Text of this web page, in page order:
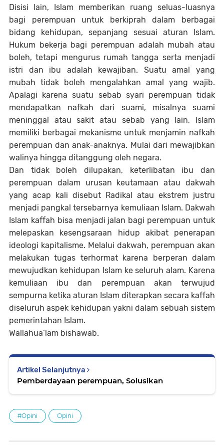
Disisi lain, Islam memberikan ruang seluas-luasnya
bagi perempuan untuk berkiprah dalam berbagai
bidang kehidupan, sepanjang sesuai aturan Islam.
Hukum bekerja bagi perempuan adalah mubah atau
boleh, tetapi mengurus rumah tangga serta menjadi
istri dan ibu adalah kewajiban. Suatu amal yang
mubah tidak boleh mengalahkan amal yang wajib.
Apalagi karena suatu sebab syari perempuan tidak
mendapatkan nafkah dari suami, misalnya suami
meninggal atau sakit atau sebab yang lain, Islam
memiliki berbagai mekanisme untuk menjamin nafkah
perempuan dan anak-anaknya. Mulai dari mewajibkan
walinya hingga ditanggung oleh negara.
Dan tidak boleh dilupakan, keterlibatan ibu dan
perempuan dalam urusan keutamaan atau dakwah
yang acap kali disebut Radikal atau ekstrem justru
menjadi pangkal tersebarnya kemuliaan Islam. Dakwah
Islam kaffah bisa menjadi jalan bagi perempuan untuk
melepaskan kesengsaraan hidup akibat penerapan
ideologi kapitalisme. Melalui dakwah, perempuan akan
melakukan tugas terhormat karena berperan dalam
mewujudkan kehidupan Islam ke seluruh alam. Karena
kemuliaan ibu dan perempuan akan terwujud
sempurna ketika aturan Islam diterapkan secara kaffah
diseluruh aspek kehidupan yakni dalam sebuah sistem
pemerintahan Islam.
Wallahua’lam bishawab.
Artikel Selanjutnya
Pemberdayaan perempuan, Solusikan
#Opini Opini